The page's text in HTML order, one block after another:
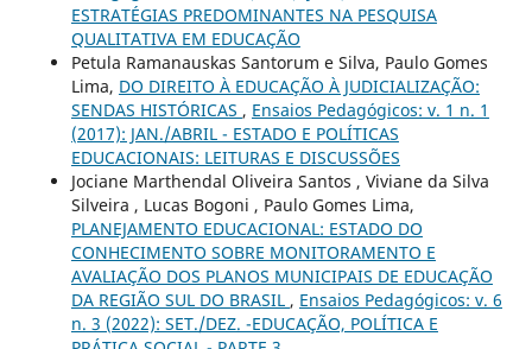
ESTRATÉGIAS PREDOMINANTES NA PESQUISA
QUALITATIVA EM EDUCAÇÃO
Petula Ramanauskas Santorum e Silva, Paulo Gomes
Lima, DO DIREITO À EDUCAÇÃO À JUDICIALIZAÇÃO:
SENDAS HISTÓRICAS , Ensaios Pedagógicos: v. 1 n. 1
(2017): JAN./ABRIL - ESTADO E POLÍTICAS
EDUCACIONAIS: LEITURAS E DISCUSSÕES
Jociane Marthendal Oliveira Santos , Viviane da Silva
Silveira , Lucas Bogoni , Paulo Gomes Lima,
PLANEJAMENTO EDUCACIONAL: ESTADO DO
CONHECIMENTO SOBRE MONITORAMENTO E
AVALIAÇÃO DOS PLANOS MUNICIPAIS DE EDUCAÇÃO
DA REGIÃO SUL DO BRASIL , Ensaios Pedagógicos: v. 6
n. 3 (2022): SET./DEZ. -EDUCAÇÃO, POLÍTICA E